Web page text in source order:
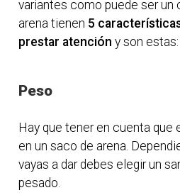
variantes como puede ser un
arena tienen 5
prestar atención y son estas:
Peso
Hay que tener en cuenta que
en un saco de arena.
vayas a dar debes elegir un
pesado.